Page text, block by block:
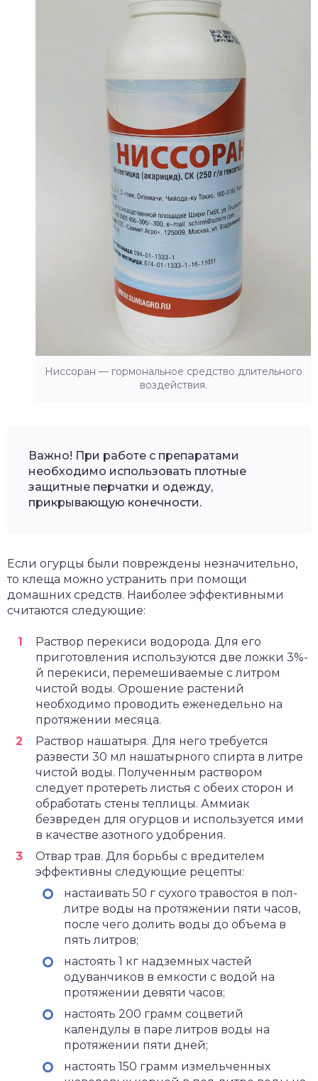
Ниссоран — гормональное средство длительного
воздействия.
Важно! При работе с препаратами
необходимо использовать плотные
защитные перчатки и одежду,
прикрывающую конечности.
Если огурцы были повреждены незначительно,
то клеща можно устранить при помощи
домашних средств. Наиболее эффективными
считаются следующие:
Раствор перекиси водорода. Для его
приготовления используются две ложки 3%-
й перекиси, перемешиваемые с литром
чистой воды. Орошение растений
необходимо проводить еженедельно на
протяжении месяца.
Раствор нашатыря. Для него требуется
развести 30 мл нашатырного спирта в литре
чистой воды. Полученным раствором
следует протереть листья с обеих сторон и
обработать стены теплицы. Аммиак
безвреден для огурцов и используется ими
в качестве азотного удобрения.
Отвар трав. Для борьбы с вредителем
эффективны следующие рецепты:
настаивать 50 г сухого травостоя в пол-
литре воды на протяжении пяти часов,
после чего долить воды до объема в
пять литров;
настоять 1 кг надземных частей
одуванчиков в емкости с водой на
протяжении девяти часов;
настоять 200 грамм соцветий
календулы в паре литров воды на
протяжении пяти дней;
настоять 150 грамм измельченных